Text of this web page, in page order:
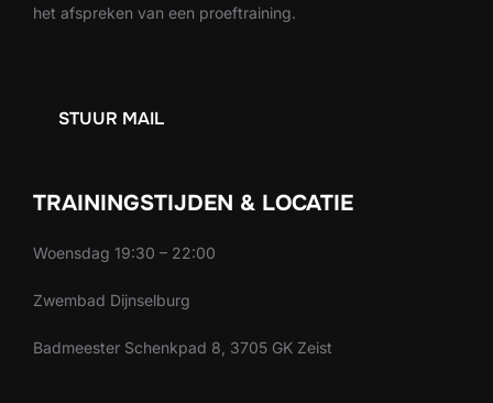
het afspreken van een proeftraining.
STUUR MAIL
TRAININGSTIJDEN & LOCATIE
Woensdag 19:30 – 22:00
Zwembad Dijnselburg
Badmeester Schenkpad 8, 3705 GK Zeist